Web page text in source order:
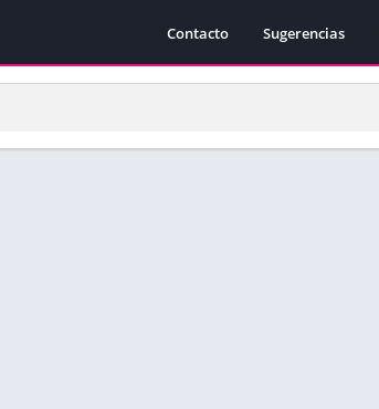
Contacto Sugerencias